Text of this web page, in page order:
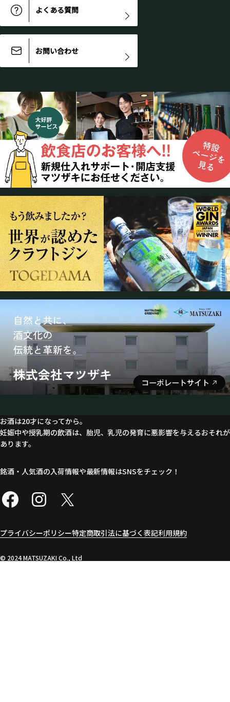
よくある質問
お問い合わせ
お酒は20才になってから。
妊娠中や授乳期の飲酒は、胎児、乳児の発育に悪影響を与えるおそれが
あります。
プライバシーポリシー特定商取引法に基づく表記利用規約
銘酒・人気酒の入荷情報や最新情報はSNSをチェック！
©︎ 2024 MATSUZAKI Co., Ltd